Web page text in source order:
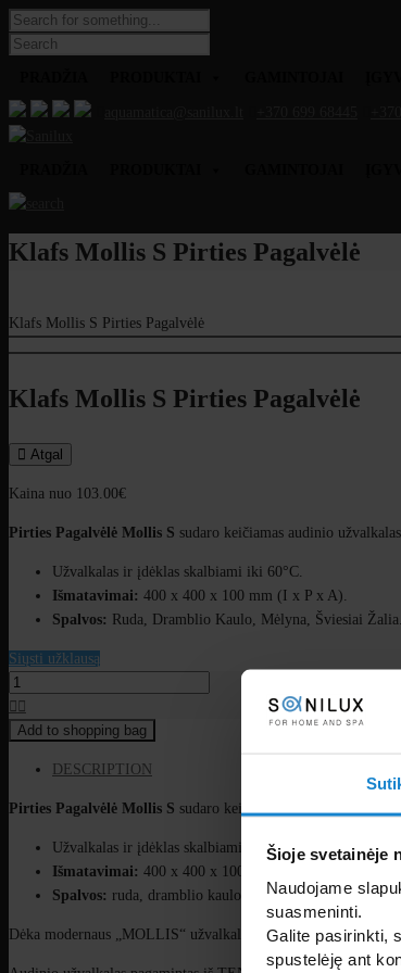
Šioje svetainėje
Naudojame
suasmeninti.
Galite pasirinkti,
spustelėję ant
Klafs Mollis S Pirties Pagalvėlė
Klafs Mollis S Pirties Pagalvėlė
Klafs Mollis S Pirties Pagalvėlė
Atgal
Kaina nuo 103.00€
Pirties Pagalvėlė Mollis S sudaro keičiamas audinio
Užvalkalas ir įdėklas skalbiami iki 60°C.
Išmatavimai: 400 x 400 x 100 mm (I x P x A).
Spalvos: Ruda, Dramblio Kaulo, Mėlyna, Šviesiai Žalia.
Siųsti užklausą
Add to shopping bag
DESCRIPTION
Pirties Pagalvėlė Mollis S sudaro keičiamas audinio
Užvalkalas ir įdėklas skalbiami iki 60°C.
Išmatavimai: 400 x 400 x 100 mm (I x P x A).
Spalvos: ruda, dramblio kaulo (balta), mėlyna, šviesiai
Dėka modernaus „MOLLIS“ užvalkalo ir aukštos kokybės